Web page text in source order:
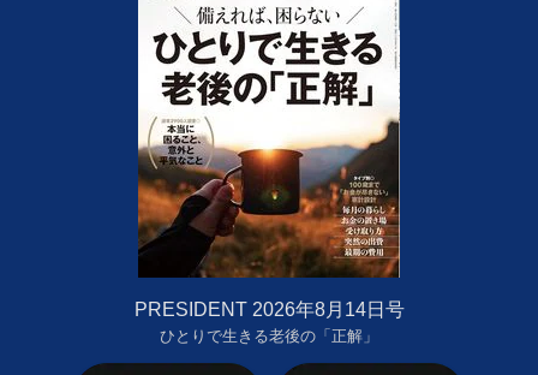
PRESIDENT 2026年8月14日号
ひとりで生きる老後の「正解」